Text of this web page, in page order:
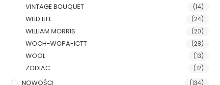
VINTAGE BOUQUET (14)
WILD LIFE (24)
WILLIAM MORRIS (20)
WOCH-WOPA-ICTT (28)
WOOL (13)
ZODIAC (12)
NOWOŚCI (134)